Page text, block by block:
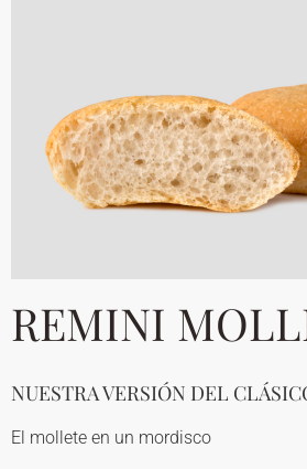
REMINI
NUESTRA VERSIÓN DEL
El mollete en un mordisco